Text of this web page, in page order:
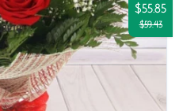
$55.85
$59.43